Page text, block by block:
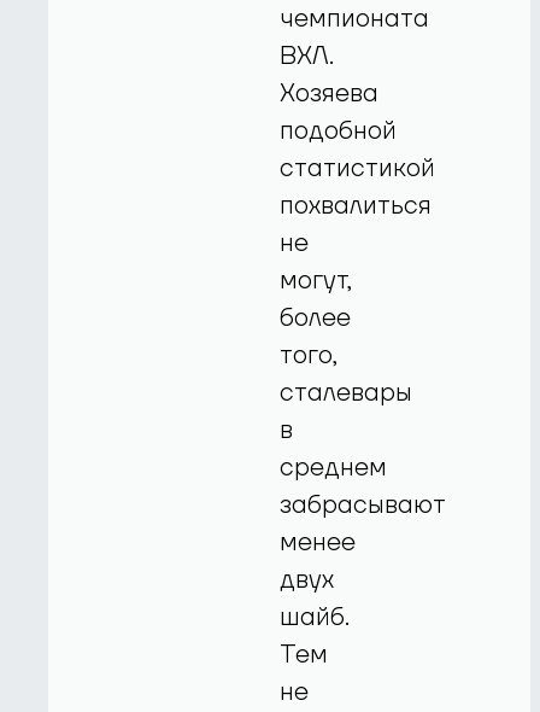
чемпионата
ВХЛ.
Хозяева
подобной
статистикой
похвалиться
не
могут,
более
того,
сталевары
в
среднем
забрасывают
менее
двух
шайб.
Тем
не